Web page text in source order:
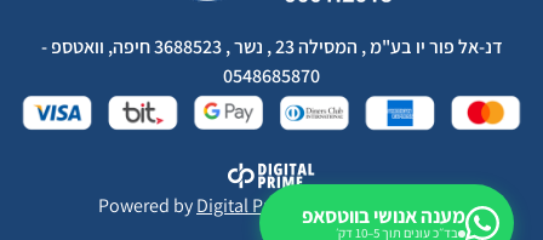
דנ-אל פור יו בע"מ , המסילה 23 , נשר , 3688523 חיפה, וואטספ -
0548685870
Powered byDigital Prime Monetization LTD
מענה אנושי בווטסאפ
בד״כ עונים תוך 5–10 דק׳